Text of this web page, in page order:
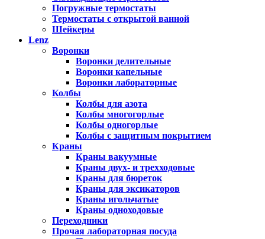
Погружные термостаты
Термостаты с открытой ванной
Шейкеры
Lenz
Воронки
Воронки делительные
Воронки капельные
Воронки лабораторные
Колбы
Колбы для азота
Колбы многогорлые
Колбы одногорлые
Колбы с защитным покрытием
Краны
Краны вакуумные
Краны двух- и трехходовые
Краны для бюреток
Краны для эксикаторов
Краны игольчатые
Краны одноходовые
Переходники
Прочая лабораторная посуда